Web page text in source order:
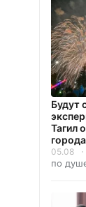
Будут
Тагил
города
05.08
по